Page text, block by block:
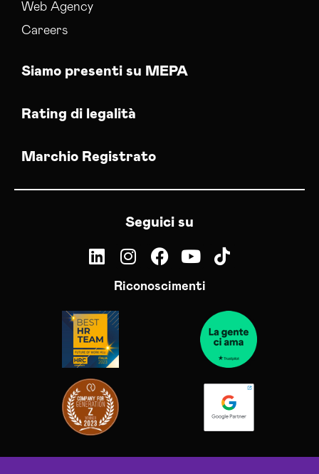
Web Agency
Careers
Siamo presenti su MEPA
Rating di legalità
Marchio Registrato
Seguici su
Riconoscimenti